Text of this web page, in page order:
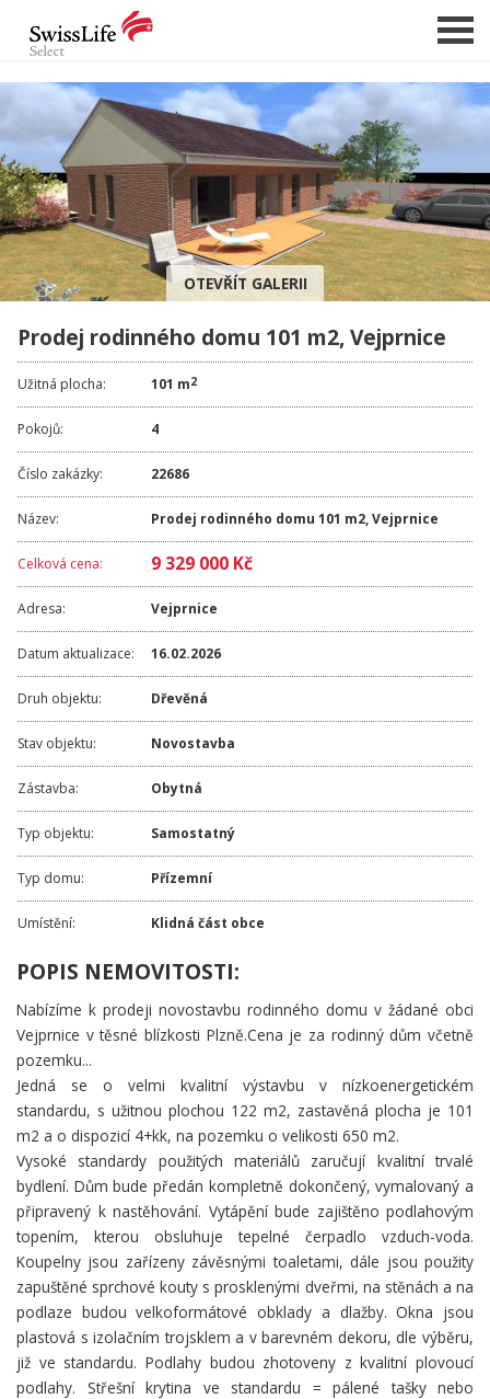
NABÍDKA NEMOVITOSTÍ
CHCI PRODAT / PRONAJMOUT
HLÍDAT NOVÉ NABÍDKY
CHCI OCENIT NEMOVITOST
O NÁS
REFERENCE
SLUŽBY
KARIÉRA
FINANCOVÁNÍ / HYPOTÉKA
KONTAKT
OTEVŘÍT GALERII
Prodej rodinného domu 101 m2, Vejprnice
Užitná plocha: 101 m2
Pokojů: 4
Číslo zakázky: 22686
Název: Prodej rodinného domu 101 m2, Vejprnice
Celková cena: 9 329 000 Kč
Adresa: Vejprnice
Datum aktualizace: 16.02.2026
Druh objektu: Dřevěná
Stav objektu: Novostavba
Zástavba: Obytná
Typ objektu: Samostatný
Typ domu: Přízemní
Umístění: Klidná část obce
POPIS NEMOVITOSTI:
Nabízíme k prodeji novostavbu rodinného domu v žádané obci
Vejprnice v těsné blízkosti Plzně.Cena je za rodinný dům včetně
pozemku...
Jedná se o velmi kvalitní výstavbu v nízkoenergetickém
standardu, s užitnou plochou 122 m2, zastavěná plocha je 101
m2 a o dispozicí 4+kk, na pozemku o velikosti 650 m2.
Vysoké standardy použitých materiálů zaručují kvalitní trvalé
bydlení. Dům bude předán kompletně dokončený, vymalovaný a
připravený k nastěhování. Vytápění bude zajištěno podlahovým
topením, kterou obsluhuje tepelné čerpadlo vzduch-voda.
Koupelny jsou zařízeny závěsnými toaletami, dále jsou použity
zapuštěné sprchové kouty s prosklenými dveřmi, na stěnách a na
podlaze budou velkoformátové obklady a dlažby. Okna jsou
plastová s izolačním trojsklem a v barevném dekoru, dle výběru,
již ve standardu. Podlahy budou zhotoveny z kvalitní plovoucí
podlahy. Střešní krytina ve standardu = pálené tašky nebo